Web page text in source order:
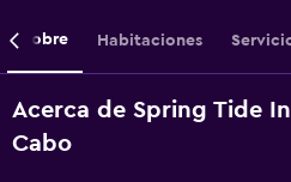
Sobre Habitaciones
Acerca de Spring Tide
Cabo